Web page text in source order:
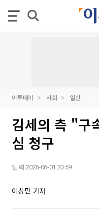
이투데이 사회 일반
김세의 측 "구
심 청구
입력 2026-06-01 20:59
이상민 기자